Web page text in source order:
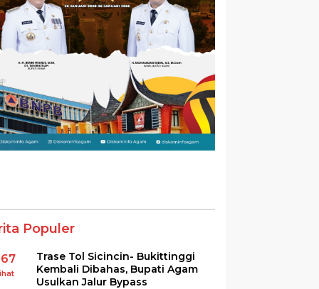
Populer
Trase Tol Sicincin- Bukittinggi
Kembali Dibahas, Bupati Agam
Usulkan Jalur Bypass